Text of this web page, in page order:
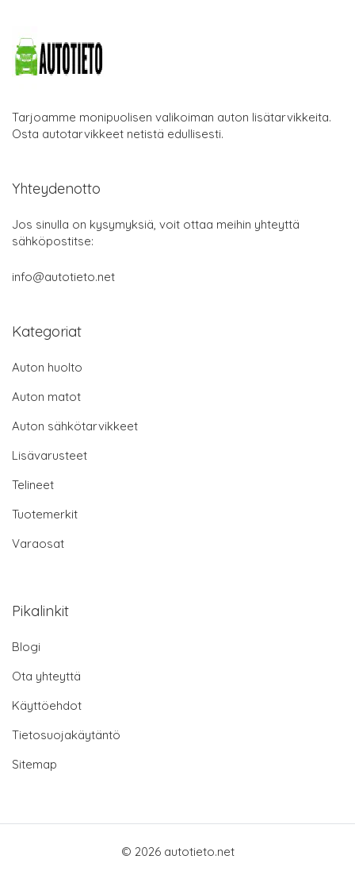
Tarjoamme monipuolisen valikoiman auton lisätarvikkeita.
Osta autotarvikkeet netistä edullisesti.
Yhteydenotto
Jos sinulla on kysymyksiä, voit ottaa meihin yhteyttä
sähköpostitse:
info@autotieto.net
Kategoriat
Auton huolto
Auton matot
Auton sähkötarvikkeet
Lisävarusteet
Telineet
Tuotemerkit
Varaosat
Pikalinkit
Blogi
Ota yhteyttä
Käyttöehdot
Tietosuojakäytäntö
Sitemap
© 2026 autotieto.net